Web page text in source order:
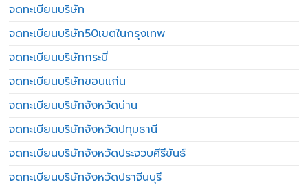
จดทะเบียนบริษัท
จดทะเบียนบริษัท50เขตในกรุงเทพ
จดทะเบียนบริษัทกระบี่
จดทะเบียนบริษัทขอนแก่น
จดทะเบียนบริษัทจังหวัดน่าน
จดทะเบียนบริษัทจังหวัดปทุมธานี
จดทะเบียนบริษัทจังหวัดประจวบคีรีขันธ์
จดทะเบียนบริษัทจังหวัดปราจีนบุรี